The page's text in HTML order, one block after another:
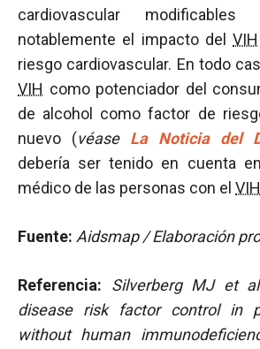
cardiovascular
notablemente el impacto delVIH
riesgo cardiovascular. En todo
VIH como potenciador del
de alcohol como factor de
nuevo (véase La Noticia del
debería ser tenido en cuenta
médico de las personas con el VIH
Fuente: Aidsmap / Elaboración
Referencia: Silverberg MJ et
disease risk factor control in
without human